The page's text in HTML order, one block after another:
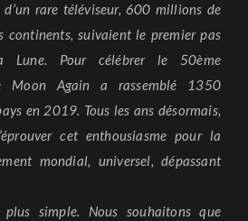
rare téléviseur, 600 millions de
continents, suivaient le premier pas
Lune. Pour célébrer le 50ème
Moon Again a rassemblé 1350
en 2019. Tous les ans désormais,
cet enthousiasme pour la
mondial, universel, dépassant
simple. Nous souhaitons que